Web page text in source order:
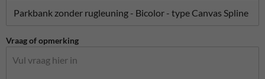
Vraag of opmerking